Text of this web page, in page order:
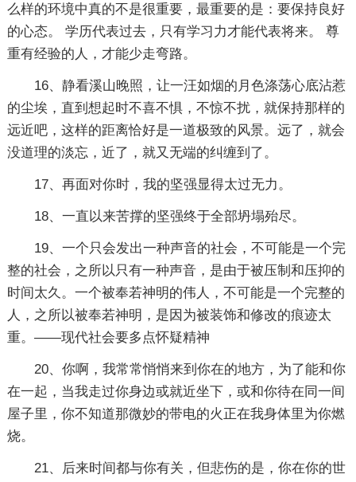
么样的环境中真的不是很重要，最重要的是：要保持良好
的心态。 学历代表过去，只有学习力才能代表将来。 尊
重有经验的人，才能少走弯路。
16、静看溪山晚照，让一汪如烟的月色涤荡心底沾惹
的尘埃，直到想起时不喜不惧，不惊不扰，就保持那样的
远近吧，这样的距离恰好是一道极致的风景。远了，就会
没道理的淡忘，近了，就又无端的纠缠到了。
17、再面对你时，我的坚强显得太过无力。
18、一直以来苦撑的坚强终于全部坍塌殆尽。
19、一个只会发出一种声音的社会，不可能是一个完
整的社会，之所以只有一种声音，是由于被压制和压抑的
时间太久。一个被奉若神明的伟人，不可能是一个完整的
人，之所以被奉若神明，是因为被装饰和修改的痕迹太
重。——现代社会要多点怀疑精神
20、你啊，我常常悄悄来到你在的地方，为了能和你
在一起，当我走过你身边或就近坐下，或和你待在同一间
屋子里，你不知道那微妙的带电的火正在我身体里为你燃
烧。
21、后来时间都与你有关，但悲伤的是，你在你的世